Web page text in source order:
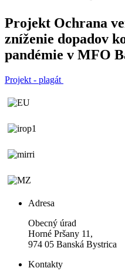
Projekt Ochrana
zníženie dopadov
pandémie v MFO
Projekt - plagát
Adresa
Obecný úrad
Horné Pršany 11,
974 05 Banská Bystrica
Kontakty